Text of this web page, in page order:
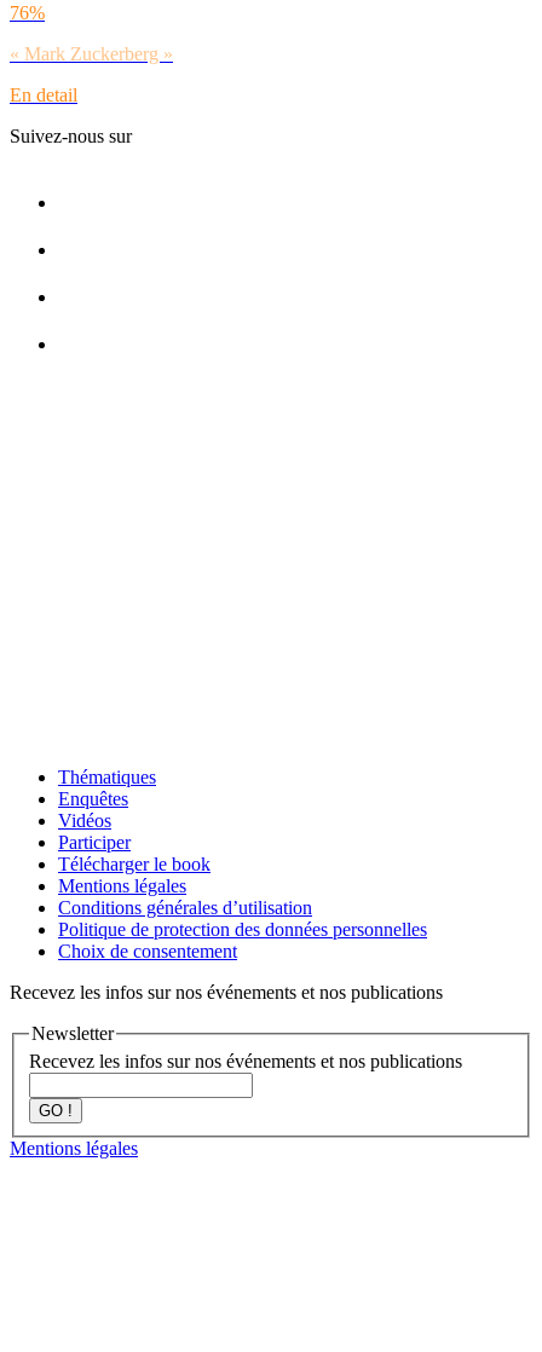
76%
« Mark Zuckerberg »
En detail
Suivez-nous sur
Thématiques
Enquêtes
Vidéos
Participer
Télécharger le book
Mentions légales
Conditions générales d’utilisation
Politique de protection des données personnelles
Choix de consentement
Recevez les infos sur nos événements et nos publications
Newsletter
Recevez les infos sur nos événements et nos publications
GO !
Mentions légales